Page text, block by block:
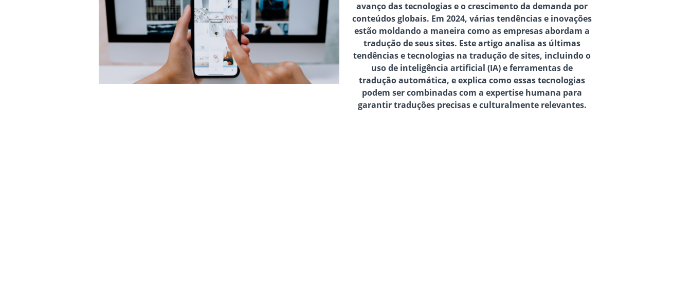
avanço das tecnologias e o crescimento da demanda por
conteúdos globais. Em 2024, várias tendências e inovações
estão moldando a maneira como as empresas abordam a
tradução de seus sites. Este artigo analisa as últimas
tendências e tecnologias na tradução de sites, incluindo o
uso de inteligência artificial (IA) e ferramentas de
tradução automática, e explica como essas tecnologias
podem ser combinadas com a expertise humana para
garantir traduções precisas e culturalmente relevantes.